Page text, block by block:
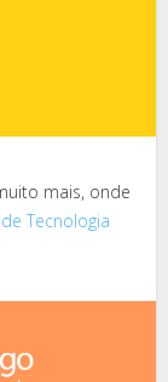
mais, onde
Tecnologia